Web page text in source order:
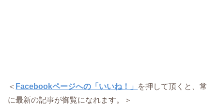
＜ Facebookページへの「いいね！」 を押して頂くと、常
に最新の記事が御覧になれます。＞